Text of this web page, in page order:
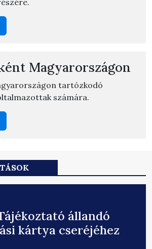
Magyarországon
tartózkodó
számára.
állandó
kártya cseréjéhez